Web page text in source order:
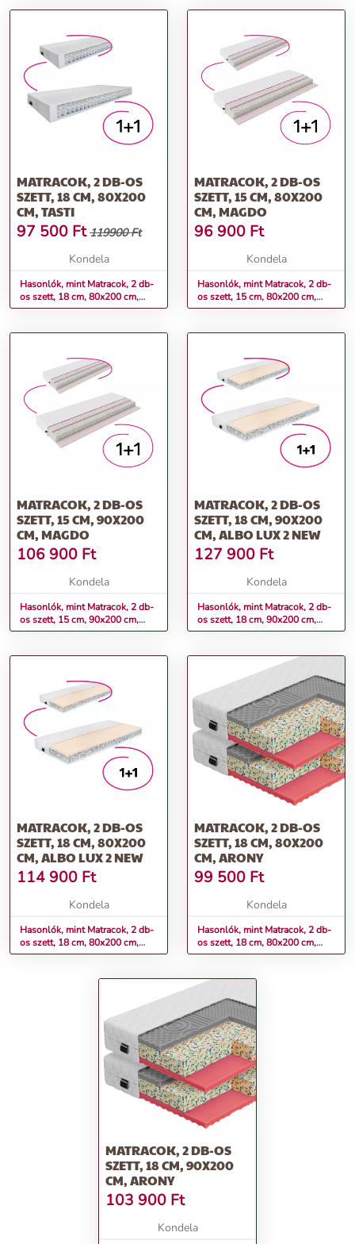
MATRACOK, 2 DB-OS
SZETT, 18 CM, 80X200
CM, TASTI
97 500 Ft 119900 Ft
Kondela
Hasonlók, mint Matracok, 2 db-
os szett, 18 cm, 80x200 cm,
TASTI
MATRACOK, 2 DB-OS
SZETT, 15 CM, 80X200
CM, MAGDO
96 900 Ft
Kondela
Hasonlók, mint Matracok, 2 db-
os szett, 15 cm, 80x200 cm,
MAGDO
MATRACOK, 2 DB-OS
SZETT, 15 CM, 90X200
CM, MAGDO
106 900 Ft
Kondela
Hasonlók, mint Matracok, 2 db-
os szett, 15 cm, 90x200 cm,
MAGDO
MATRACOK, 2 DB-OS
SZETT, 18 CM, 90X200
CM, ALBO LUX 2 NEW
127 900 Ft
Kondela
Hasonlók, mint Matracok, 2 db-
os szett, 18 cm, 90x200 cm,
ALBO LUX 2 NEW
MATRACOK, 2 DB-OS
SZETT, 18 CM, 80X200
CM, ALBO LUX 2 NEW
114 900 Ft
Kondela
Hasonlók, mint Matracok, 2 db-
os szett, 18 cm, 80x200 cm,
ALBO LUX 2 NEW
MATRACOK, 2 DB-OS
SZETT, 18 CM, 80X200
CM, ARONY
99 500 Ft
Kondela
Hasonlók, mint Matracok, 2 db-
os szett, 18 cm, 80x200 cm,
ARONY
MATRACOK, 2 DB-OS
SZETT, 18 CM, 90X200
CM, ARONY
103 900 Ft
Kondela